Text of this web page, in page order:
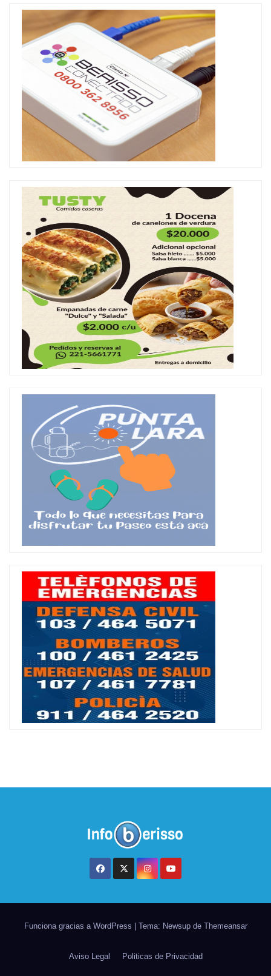
Funciona gracias a WordPress Tema: Newsup de Themeansar
Aviso Legal Politicas de Privacidad